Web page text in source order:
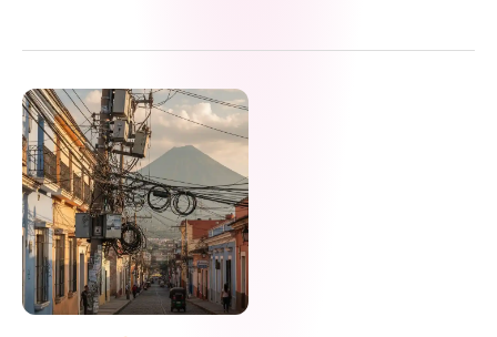
pour
une
pièce
et
maximiser
l’espace